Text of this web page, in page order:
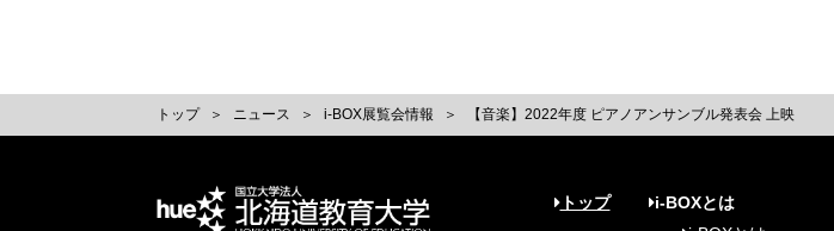
トップ ニュース i-BOX展覧会情報 【音楽】2022年度 ピアノアンサンブル発表会 上映
トップ
i-BOXとは